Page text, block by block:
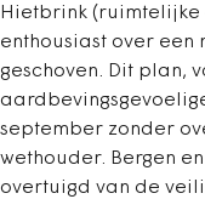
Hietbrink (ruimtelijke
enthousiast over een
geschoven. Dit plan,
september zonder
wethouder. Bergen
overtuigd van de